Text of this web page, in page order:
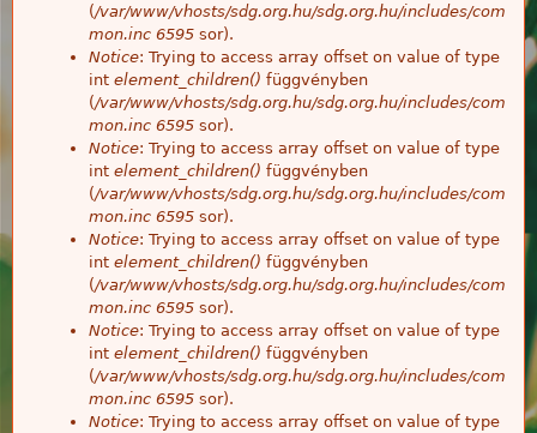
(/var/www/vhosts/sdg.org.hu/sdg.org.hu/includes/com
mon.inc 6595 sor).
Notice: Trying to access array offset on value of type
int element_children() függvényben
(/var/www/vhosts/sdg.org.hu/sdg.org.hu/includes/com
mon.inc 6595 sor).
Notice: Trying to access array offset on value of type
int element_children() függvényben
(/var/www/vhosts/sdg.org.hu/sdg.org.hu/includes/com
mon.inc 6595 sor).
Notice: Trying to access array offset on value of type
int element_children() függvényben
(/var/www/vhosts/sdg.org.hu/sdg.org.hu/includes/com
mon.inc 6595 sor).
Notice: Trying to access array offset on value of type
int element_children() függvényben
(/var/www/vhosts/sdg.org.hu/sdg.org.hu/includes/com
mon.inc 6595 sor).
Notice: Trying to access array offset on value of type